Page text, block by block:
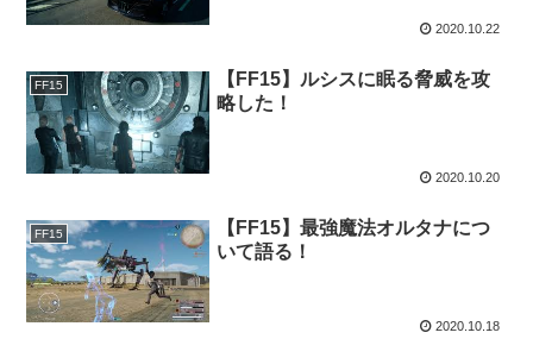
2020.10.22
FF15
【FF15】ルシスに眠る脅威を攻
略した！
2020.10.20
FF15
【FF15】最強魔法オルタナにつ
いて語る！
2020.10.18